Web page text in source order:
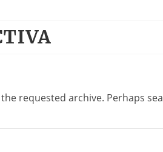
requested archive. Perhaps